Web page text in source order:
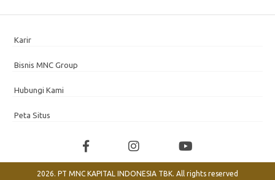
Karir
Bisnis MNC Group
Hubungi Kami
Peta Situs
2026. PT MNC KAPITAL INDONESIA TBK. All rights reserved